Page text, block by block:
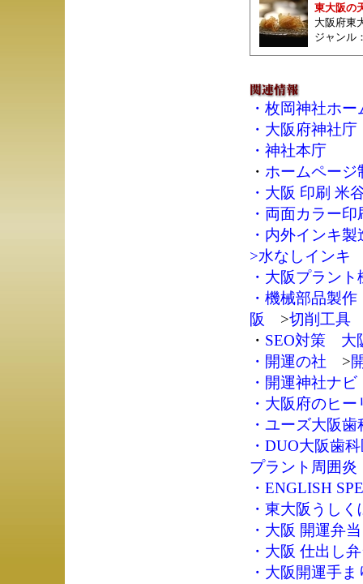
東大阪の
大阪府東
ジャンル
・ 枚岡神社ホー
・ 大阪府神社庁
・ 神社本庁
・ ホームページ
・ 大阪 印刷 米
・ 両面カラー印
・ 内外インキ製
>水なしインキ
・ 大阪プラント
・ 機械部品製
阪
>切削工具
・ SEO対策 大
・ 開運の社 >
・ 開運神社ナビ
・ 大阪府のヒー
・ ユーズ大阪歯
・ DUO大阪歯
プラント周囲炎
・ ENGLISH
・ 東大阪うしく
・ 大阪 開運弁
・ 大阪 仕出し
・ 大阪開運手ま